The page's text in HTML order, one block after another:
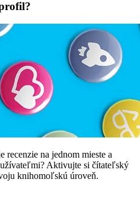
na jednom mieste a
Aktivujte si čítateľský
knihomoľskú úroveň.